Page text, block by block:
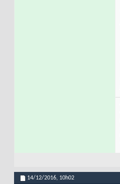
14/12/2016, 10h02